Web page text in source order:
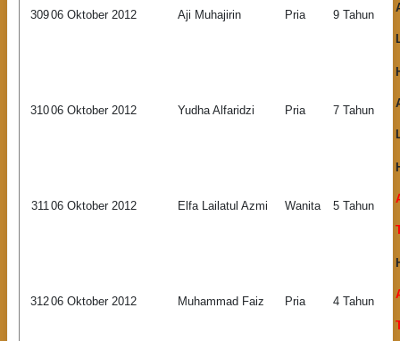
30906 Oktober 2012 Aji Muhajirin Pria 9 Tahun
31006 Oktober 2012 Yudha Alfaridzi Pria 7 Tahun
31106 Oktober 2012 Elfa Lailatul Azmi Wanita 5 Tahun
31206 Oktober 2012 Muhammad Faiz Pria 4 Tahun